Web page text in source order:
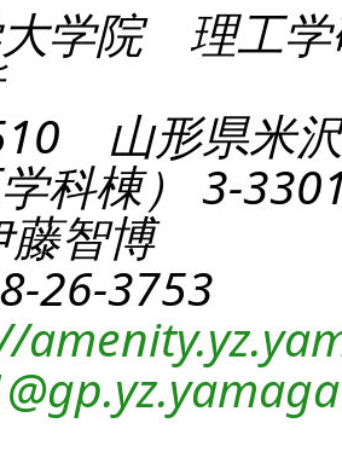
学院 理工学
山形県米
科棟） 3-
智博
26-3753